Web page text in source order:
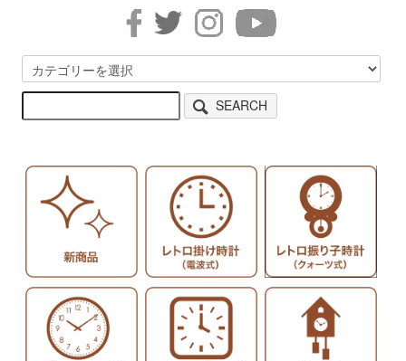
SEARCH